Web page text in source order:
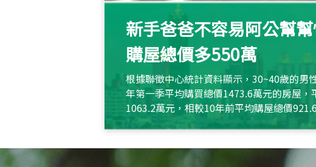
新手爸爸不容易阿公幫
購屋總價多550萬
根據聯徵中心統計資料顯示，30~40歲的男
年第一季平均購買總價1473.6萬元的房屋，
1063.2萬元，相較10年前平均購屋總價
約550萬元，且貸款金額也多